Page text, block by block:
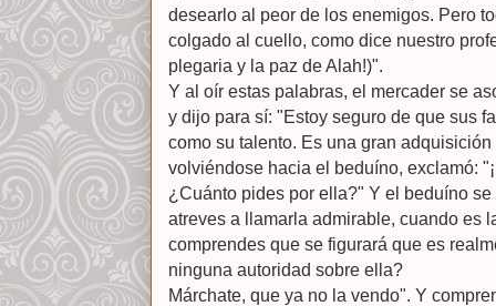
desearlo al peor de los enemigos. Pero
colgado al cuello, como dice nuestro
plegaria y la paz de Alah!)".
Y al oír estas palabras, el mercader se
y dijo para sí: "Estoy seguro de que sus
como su talento. Es una gran
volviéndose hacia el beduíno, exclamó:
¿Cuánto pides por ella?" Y el beduíno
atreves a llamarla admirable, cuando es
comprendes que se figurará que es
ninguna autoridad sobre ella?
Márchate, que ya no la vendo". Y